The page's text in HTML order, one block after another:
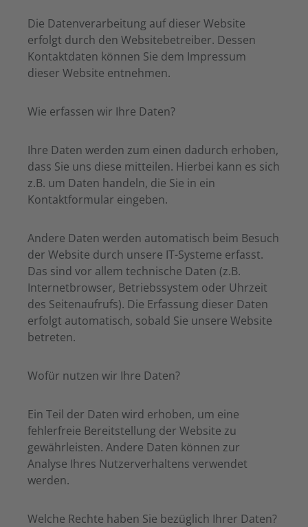
Die Datenverarbeitung auf dieser Website
erfolgt durch den Websitebetreiber. Dessen
Kontaktdaten können Sie dem Impressum
dieser Website entnehmen.
Wie erfassen wir Ihre Daten?
Ihre Daten werden zum einen dadurch erhoben,
dass Sie uns diese mitteilen. Hierbei kann es sich
z.B. um Daten handeln, die Sie in ein
Kontaktformular eingeben.
Andere Daten werden automatisch beim Besuch
der Website durch unsere IT-Systeme erfasst.
Das sind vor allem technische Daten (z.B.
Internetbrowser, Betriebssystem oder Uhrzeit
des Seitenaufrufs). Die Erfassung dieser Daten
erfolgt automatisch, sobald Sie unsere Website
betreten.
Wofür nutzen wir Ihre Daten?
Ein Teil der Daten wird erhoben, um eine
fehlerfreie Bereitstellung der Website zu
gewährleisten. Andere Daten können zur
Analyse Ihres Nutzerverhaltens verwendet
werden.
Welche Rechte haben Sie bezüglich Ihrer Daten?